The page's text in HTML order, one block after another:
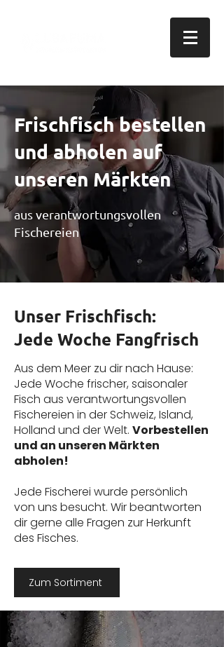
Frischfisch bestellen
und abholen auf
unseren Märkten
aus verantwortungsvollen
Fischereien
Unser Frischfisch:
Jede Woche Fangfrisch
Aus dem Meer zu dir nach Hause:
Jede Woche frischer, saisonaler
Fisch aus verantwortungsvollen
Fischereien in der Schweiz, Island,
Holland und der Welt. Vorbestellen
und an unseren Märkten
abholen!
Jede Fischerei wurde persönlich
von uns besucht. Wir beantworten
dir gerne alle Fragen zur Herkunft
des Fisches.
Zum Sortiment